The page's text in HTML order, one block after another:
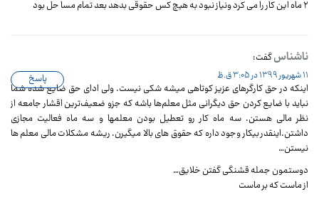
۲ ماه این کار را می کرد ونیاز نبود به هیچ کس حقوقی بدهد بعد تمام مسا حل بود
ناشناسگفت:
11 شهریور 1399 در 3:05 ق.ظ
اینکه در حق کارگرهای عزیز کوتاهی میشه شکی نیست. ولی ادای حق ضایع شده شما
نباید با ضایع کردن حق دیگرانی مثل معلم‌ها باشه که جزو ضعیف‌ترین اقشار جامعه از
نظر مالی هستن. سه ماه کار رو تعطیل بودن معلمها و سه ماه فعالیت مجازی
داشتن.اینقدر بیکار وجود داره که حقوق های بالا میگیرن. ریشه مشکلات مالی معلم ها
نیستن…
دوستمون جمله قشنگی گفتن خلایق…
از ماست که بر ماست
پاسخ